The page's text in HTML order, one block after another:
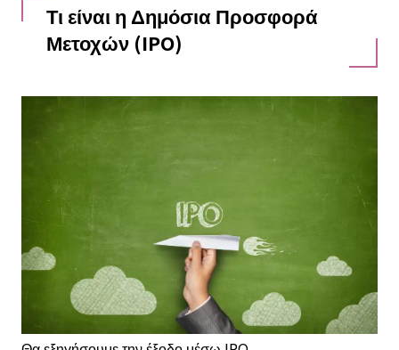
Τι είναι η Δημόσια Προσφορά
Μετοχών (IPO)